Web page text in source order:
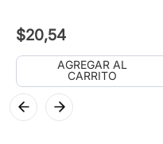
$20,54
AGREGAR AL
CARRITO